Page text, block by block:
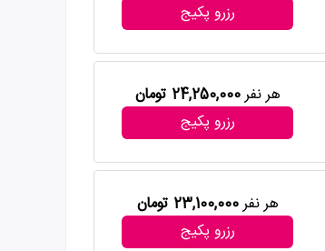
رزرو پکیج
هر نفر24,250,000 تومان
رزرو پکیج
هر نفر23,100,000 تومان
رزرو پکیج